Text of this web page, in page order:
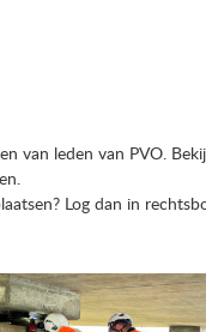
van leden van PVO.
Log dan in